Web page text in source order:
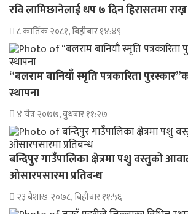
रवि लामिछानेलाई थप ७ दिन हिरासतमा
८ कार्तिक २०८१, बिहीबार १४:४९
“बलराम बानियाँ स्मृति पत्रकारिता
स्थापना
४ चैत्र २०७७, बुधबार ११:२७
बन्दिपुर गाउँपालिका क्षेत्रमा पशु वस्तुको
ओसारपसारमा प्रतिबन्ध
२३ बैशाख २०७८, बिहीबार ११:५६